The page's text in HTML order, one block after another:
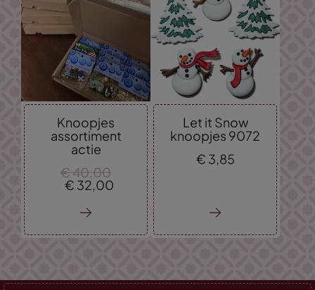
Knoopjes
assortiment
actie
€ 40, 00
€ 32, 00
Let it Snow
knoopjes 9072
€ 3, 85